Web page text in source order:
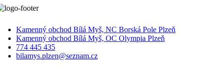
Kamenný obchod Bílá Myš, NC Borská Pole Plzeň
Kamenný obchod Bílá Myš, OC Olympia Plzeň
774 445 435
bilamys.plzen@seznam.cz